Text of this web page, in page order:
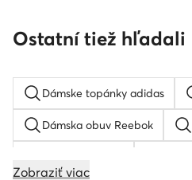
Ostatní tiež hľadali
Dámske topánky adidas
Dámska obuv Reebok
Zobraziť viac